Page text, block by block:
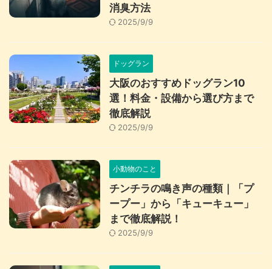
消臭方法
2025/9/9
ドッグラン
大阪のおすすめドッグラン10
選！料金・設備から選び方まで
徹底解説
2025/9/9
小動物のこと
チンチラの鳴き声の種類｜「プ
ープー」から「キューキュー」
まで徹底解説！
2025/9/9